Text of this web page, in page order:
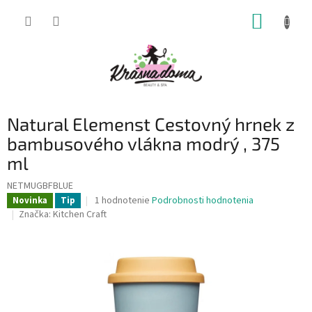
Natural Elemenst Cestovný hrnek z
bambusového vlákna modrý , 375
ml
NETMUGBFBLUE
Novinka Tip
Priemerné
hodnotenie
hviezdičiek.
1 hodnotenie Podrobnosti hodnotenia
Značka: Kitchen Craft